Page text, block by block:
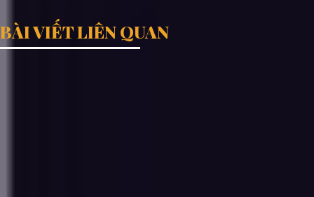
BÀI VIẾT LIÊN QUAN